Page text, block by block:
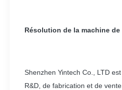
Résolution de la machine
Shenzhen Yintech Co., LTD
R&D, de fabrication et de